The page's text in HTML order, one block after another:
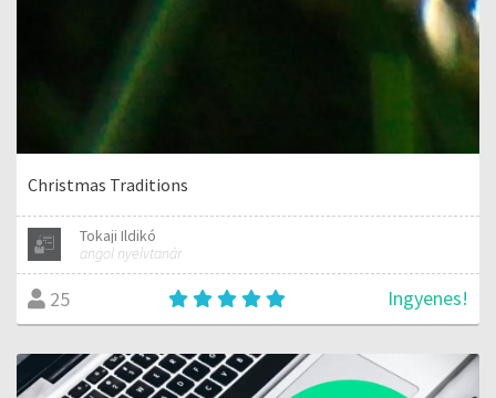
Christmas Traditions
Tokaji Ildikó
angol nyelvtanár
25 Ingyenes!